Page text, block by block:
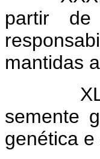
partir
mantidas
XL -
semente
genética